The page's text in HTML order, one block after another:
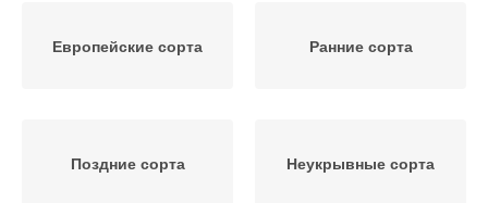
Европейские сорта Ранние сорта
Поздние сорта Неукрывные сорта